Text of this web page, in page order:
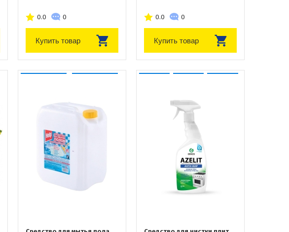
0.0 0
Купить товар
0.0 0
Купить товар